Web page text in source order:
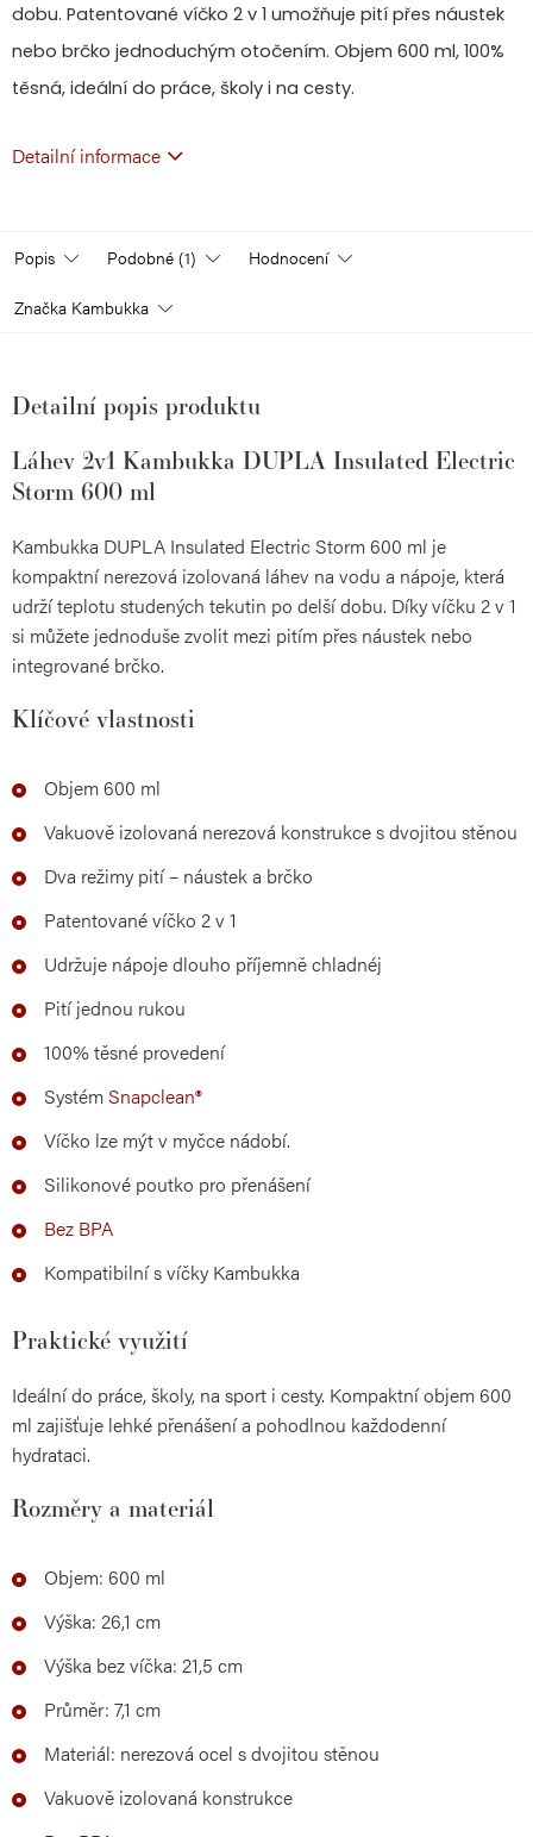
dobu. Patentované víčko 2 v 1 umožňuje pití přes náustek
nebo brčko jednoduchým otočením. Objem 600 ml, 100%
těsná, ideální do práce, školy i na cesty.
Detailní informace
Popis Podobné (1) Hodnocení
Značka Kambukka
Detailní popis produktu
Láhev 2v1 Kambukka DUPLA Insulated Electric
Storm 600 ml
Kambukka DUPLA Insulated Electric Storm 600 ml je
kompaktní nerezová izolovaná láhev na vodu a nápoje, která
udrží teplotu studených tekutin po delší dobu. Díky víčku 2 v 1
si můžete jednoduše zvolit mezi pitím přes náustek nebo
integrované brčko.
Klíčové vlastnosti
Objem 600 ml
Vakuově izolovaná nerezová konstrukce s dvojitou stěnou
Dva režimy pití – náustek a brčko
Patentované víčko 2 v 1
Udržuje nápoje dlouho příjemně chladnéj
Pití jednou rukou
100% těsné provedení
Systém Snapclean®
Víčko lze mýt v myčce nádobí.
Silikonové poutko pro přenášení
Bez BPA
Kompatibilní s víčky Kambukka
Praktické využití
Ideální do práce, školy, na sport i cesty. Kompaktní objem 600
ml zajišťuje lehké přenášení a pohodlnou každodenní
hydrataci.
Rozměry a materiál
Objem: 600 ml
Výška: 26,1 cm
Výška bez víčka: 21,5 cm
Průměr: 7,1 cm
Materiál: nerezová ocel s dvojitou stěnou
Vakuově izolovaná konstrukce